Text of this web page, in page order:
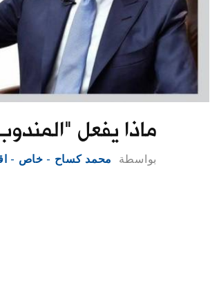
ماذا يفعل
بواسطة محمد كساح - خاص -